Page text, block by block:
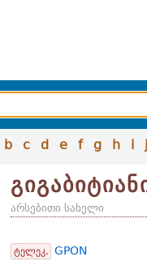
b c d e f g h i j
არსებითი სახელი
ტელეკ. GPON